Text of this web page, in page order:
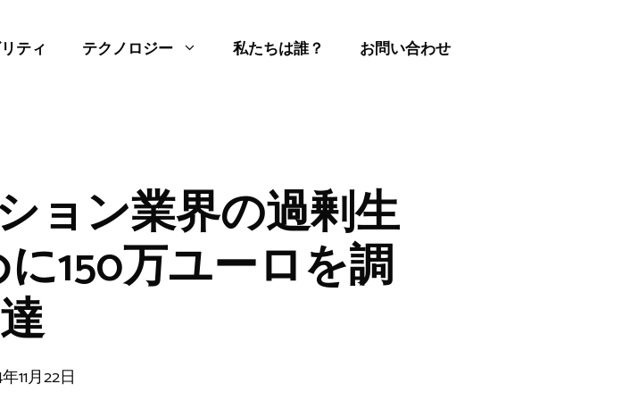
ティ テクノロジー 私たちは誰？ お問い合わせ
ョン業界の過剰生
150万ユーロを調
達
11月22日